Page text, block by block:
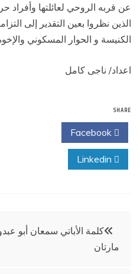
عن قربه الروحي لعائلتها وأفراد
الذين نظروا بعين التقدير إلى
الكنيسة و الحوار المسكوني
اعداد/ ناجى كامل
SHARE
تصفّح
المقالات
كلمة الأباتي سمعان أبو
مارتان